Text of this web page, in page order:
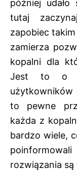
później
tutaj
zapobiec
zamierza
kopalni dla
Jest to o
użytkowników
to pewne
każda z
bardzo wiele,
rozwiązania